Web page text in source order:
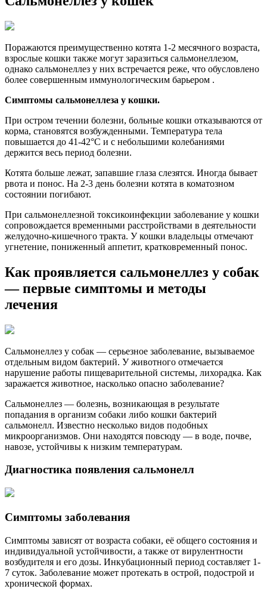
Поражаются преимущественно котята 1-2 месячного возраста,
взрослые кошки также могут заразиться сальмонеллезом,
однако сальмонеллез у них встречается реже, что обусловлено
более совершенным иммунологическим барьером .
Симптомы сальмонеллеза у кошки.
При остром течении болезни, больные кошки отказываются от
корма, становятся возбужденными. Температура тела
повышается до 41-42°С и с небольшими колебаниями
держится весь период болезни.
Котята больше лежат, запавшие глаза слезятся. Иногда бывает
рвота и понос. На 2-3 день болезни котята в коматозном
состоянии погибают.
При сальмонеллезной токсикоинфекции заболевание у кошки
сопровождается временными расстройствами в деятельности
желудочно-кишечного тракта. У кошки владельцы отмечают
угнетение, пониженный аппетит, кратковременный понос.
Как проявляется сальмонеллез у собак
— первые симптомы и методы
лечения
Сальмонеллез у собак — серьезное заболевание, вызываемое
отдельным видом бактерий. У животного отмечается
нарушение работы пищеварительной системы, лихорадка. Как
заражается животное, насколько опасно заболевание?
Сальмонеллез — болезнь, возникающая в результате
попадания в организм собаки либо кошки бактерий
сальмонелл. Известно несколько видов подобных
микроорганизмов. Они находятся повсюду — в воде, почве,
навозе, устойчивы к низким температурам.
Диагностика появления сальмонелл
Симптомы заболевания
Симптомы зависят от возраста собаки, её общего состояния и
индивидуальной устойчивости, а также от вирулентности
возбудителя и его дозы. Инкубационный период составляет 1-
7 суток. Заболевание может протекать в острой, подострой и
хронической формах.